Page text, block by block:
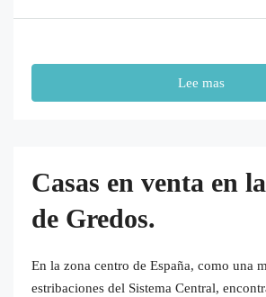
Lee mas
Casas en venta en
de Gredos.
En la zona centro de España, como una
estribaciones del Sistema Central,